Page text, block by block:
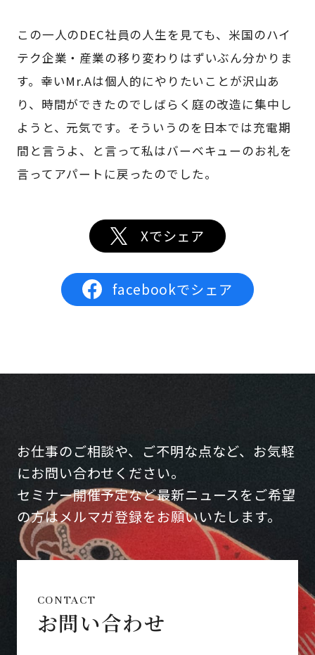
この一人のDEC社員の人生を見ても、米国のハイ
テク企業・産業の移り変わりはずいぶん分かりま
す。幸いMr.Aは個人的にやりたいことが沢山あ
り、時間ができたのでしばらく庭の改造に集中し
ようと、元気です。そういうのを日本では充電期
間と言うよ、と言って私はバーベキューのお礼を
言ってアパートに戻ったのでした。
Xでシェア
facebookでシェア
お仕事のご相談や、ご不明な点など、お気軽
にお問い合わせください。
セミナー開催予定など最新ニュースをご希望
の方はメルマガ登録をお願いいたします。
CONTACT
お問い合わせ